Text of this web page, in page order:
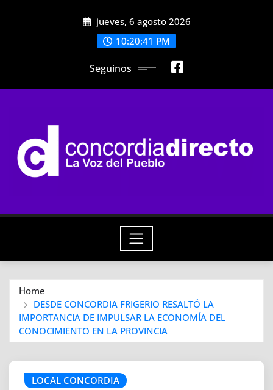
jueves, 6 agosto 2026
10:20:43 PM
Seguinos
Home
DESDE CONCORDIA FRIGERIO RESALTÓ LA
IMPORTANCIA DE IMPULSAR LA ECONOMÍA DEL
CONOCIMIENTO EN LA PROVINCIA
LOCAL CONCORDIA